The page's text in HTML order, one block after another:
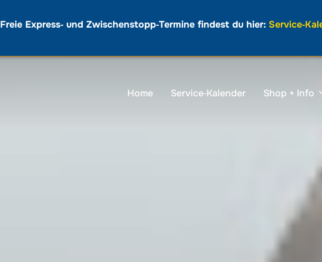
Freie Express‑ und Zwischenstopp‑Termine findest du hier:
Home Service‑Kalender Shop + Info